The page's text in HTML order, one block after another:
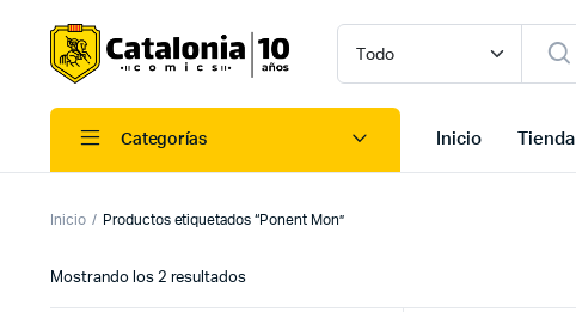
Categorías Inicio Tienda
Inicio Productos etiquetados “Ponent Mon”
Mostrando los 2 resultadosOrdenado